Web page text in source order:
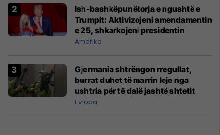
Ish-bashkëpunëtorja e ngushtë e
Trumpit: Aktivizojeni amendamentin
e 25, shkarkojeni presidentin
Amerika
Gjermania shtrëngon rregullat,
burrat duhet të marrin leje nga
ushtria për të dalë jashtë shtetit
Evropa